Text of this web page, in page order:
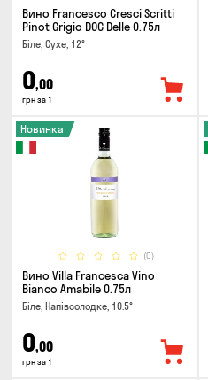
Вино Francesco Cresci Scritti
Pinot Grigio DOC Delle 0.75л
Біле, Сухе, 12°
0,00
грн за 1
(0)
Новинка
Вино Villa Francesca Vino
Bianco Amabile 0.75л
Біле, Напівсолодке, 10.5°
0,00
грн за 1